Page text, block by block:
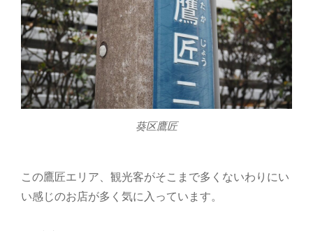
葵区鷹匠
この鷹匠エリア、観光客がそこまで多くないわりにい
い感じのお店が多く気に入っています。